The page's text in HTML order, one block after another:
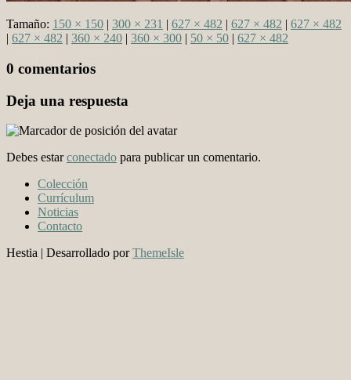
Tamaño: 150 × 150 | 300 × 231 | 627 × 482 | 627 × 482 | 627 × 482
| 627 × 482 | 360 × 240 | 360 × 300 | 50 × 50 | 627 × 482
0 comentarios
Deja una respuesta
Debes estarconectado para publicar un comentario.
Colección
Currículum
Noticias
Contacto
Hestia | Desarrollado porThemeIsle